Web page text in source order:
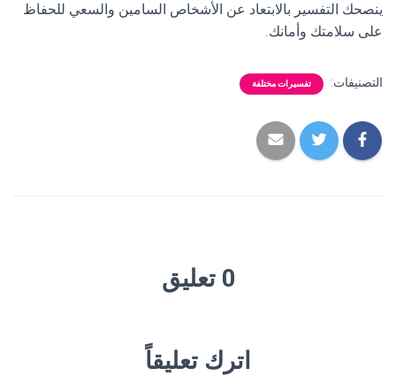
ينصحك التفسير بالابتعاد عن الأشخاص السامين والسعي للحفاظ
على سلامتك وأمانك.
التصنيفات: تفسيرات مختلفة
0 تعليق
اترك تعليقاً